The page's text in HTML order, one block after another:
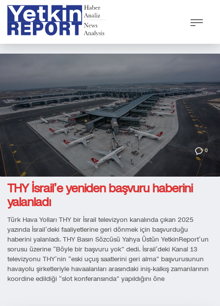
0
THY İsrail’e yeniden başvuru haberini
yalanladı
Türk Hava Yolları THY bir İsrail televizyon kanalında çıkan 2025
yazında İsrail’deki faaliyetlerine geri dönmek için başvurduğu
haberini yalanladı. THY Basın Sözcüsü Yahya Üstün YetkinReport’un
sorusu üzerine “Böyle bir başvuru yok” dedi. İsrail’deki Kanal 13
televizyonu THY’nin “eski uçuş saatlerini geri alma” başvurusunun
havayolu şirketleriyle havaalanları arasındaki iniş-kalkış zamanlarının
koordine edildiği “slot konferansında” yapıldığını öne